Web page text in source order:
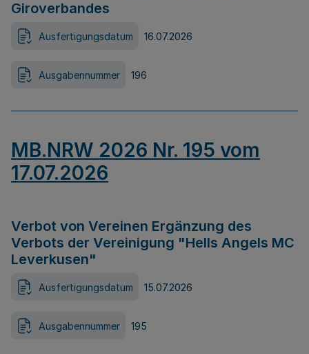
Giroverbandes
Ausfertigungsdatum 16.07.2026
Ausgabennummer 196
MB.NRW 2026 Nr. 195 vom
17.07.2026
Verbot von Vereinen Ergänzung des
Verbots der Vereinigung "Hells Angels MC
Leverkusen"
Ausfertigungsdatum 15.07.2026
Ausgabennummer 195